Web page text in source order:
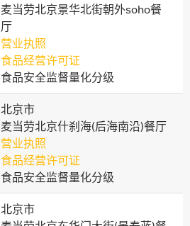
麦当劳北京景华北街朝外soho餐
厅
营业执照
食品经营许可证
食品安全监督量化分级
北京市
麦当劳北京什刹海(后海南沿)餐厅
营业执照
食品经营许可证
食品安全监督量化分级
北京市